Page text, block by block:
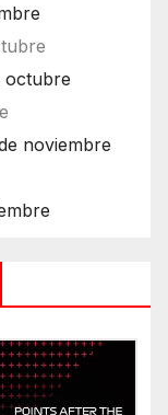
octubre
noviembre